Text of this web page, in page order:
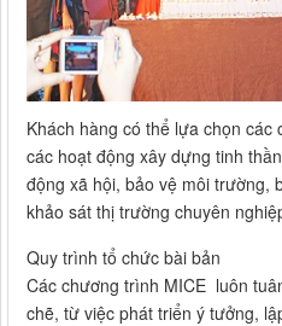
Khách hàng có thể lựa chọn
các hoạt động xây dựng tinh
động xã hội, bảo vệ môi trường,
khảo sát thị trường chuyên
Quy trình tổ chức bài bản
Các chương trình MICE luôn
chẽ, từ việc phát triển ý tưởng,